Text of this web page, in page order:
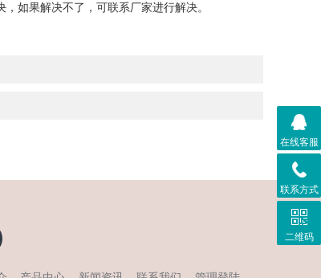
如果解决不了，可联系厂家进行解决。
在线客服
联系方式
二维码